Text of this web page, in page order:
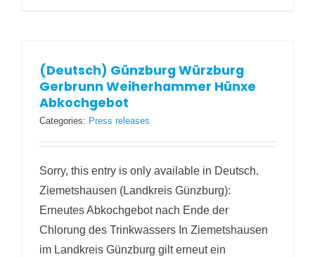
(Deutsch) Günzburg Würzburg
Gerbrunn Weiherhammer Hünxe
Abkochgebot
Categories: Press releases
Sorry, this entry is only available in Deutsch.
Ziemetshausen (Landkreis Günzburg):
Erneutes Abkochgebot nach Ende der
Chlorung des Trinkwassers In Ziemetshausen
im Landkreis Günzburg gilt erneut ein